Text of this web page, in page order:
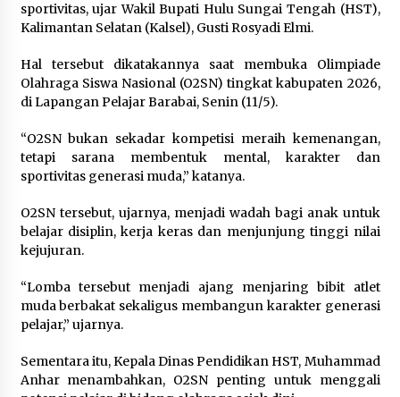
sportivitas, ujar Wakil Bupati Hulu Sungai Tengah (HST),
Kalimantan Selatan (Kalsel), Gusti Rosyadi Elmi.
Hal tersebut dikatakannya saat membuka Olimpiade
Olahraga Siswa Nasional (O2SN) tingkat kabupaten 2026,
di Lapangan Pelajar Barabai, Senin (11/5).
“O2SN bukan sekadar kompetisi meraih kemenangan,
tetapi sarana membentuk mental, karakter dan
sportivitas generasi muda,” katanya.
O2SN tersebut, ujarnya, menjadi wadah bagi anak untuk
belajar disiplin, kerja keras dan menjunjung tinggi nilai
kejujuran.
“Lomba tersebut menjadi ajang menjaring bibit atlet
muda berbakat sekaligus membangun karakter generasi
pelajar,” ujarnya.
Sementara itu, Kepala Dinas Pendidikan HST, Muhammad
Anhar menambahkan, O2SN penting untuk menggali